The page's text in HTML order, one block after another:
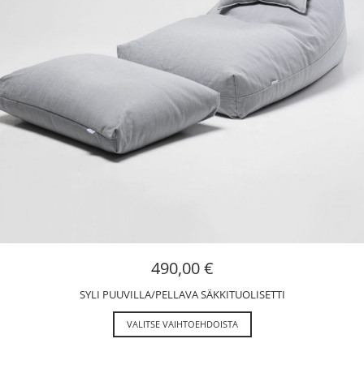
490,00€
SYLI PUUVILLA/PELLAVA SÄKKITUOLISETTI
VALITSE VAIHTOEHDOISTA